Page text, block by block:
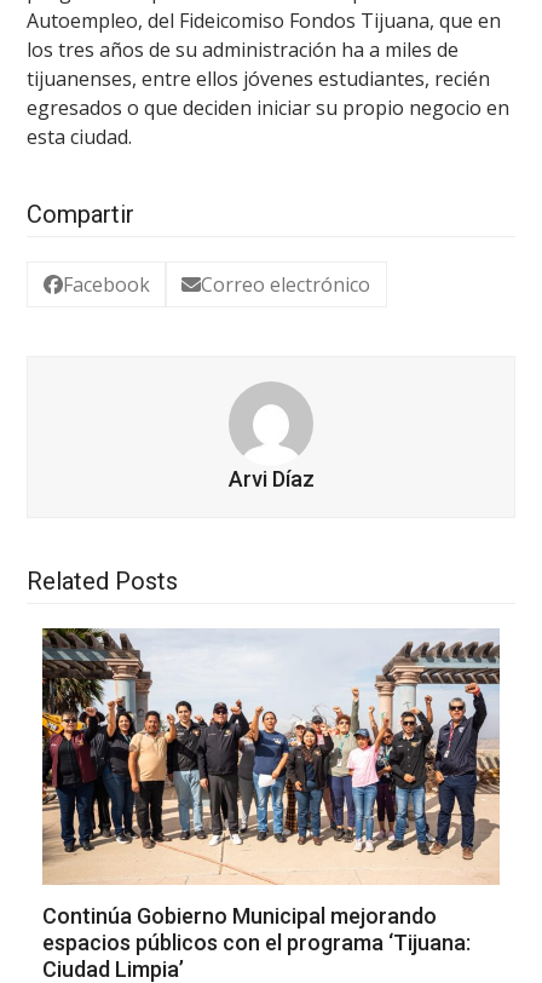
Autoempleo, del Fideicomiso Fondos Tijuana, que en
los tres años de su administración ha a miles de
tijuanenses, entre ellos jóvenes estudiantes, recién
egresados o que deciden iniciar su propio negocio en
esta ciudad.
Compartir
Facebook Correo electrónico
Arvi Díaz
Related Posts
Continúa Gobierno Municipal mejorando
espacios públicos con el programa ‘Tijuana:
Ciudad Limpia’